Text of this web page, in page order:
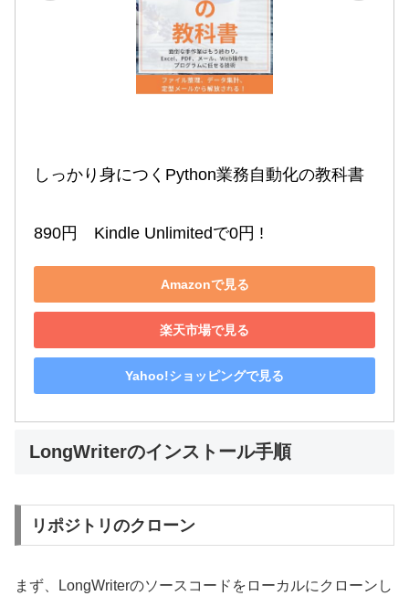
しっかり身につくPython業務自動化の教科書
890円　Kindle Unlimitedで0円 !
Amazonで見る
楽天市場で見る
Yahoo!ショッピングで見る
LongWriterのインストール手順
リポジトリのクローン
まず、LongWriterのソースコードをローカルにクローンし